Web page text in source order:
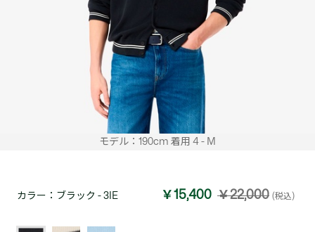
モデル：190cm 着用 4 - M
カラー： ブラック - 3IE ￥15,400 ￥22,000 (税込)